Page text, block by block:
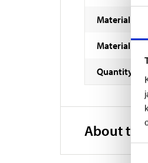
Material
Material
Quantity
About